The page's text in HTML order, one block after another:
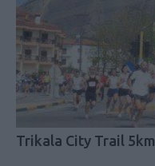
Trikala City Trail 5km